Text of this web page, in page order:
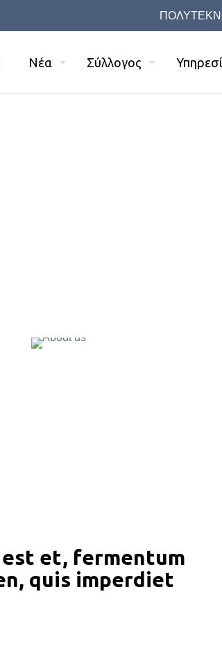
Νέα Σύλλογος
et, fermentum
quis imperdiet